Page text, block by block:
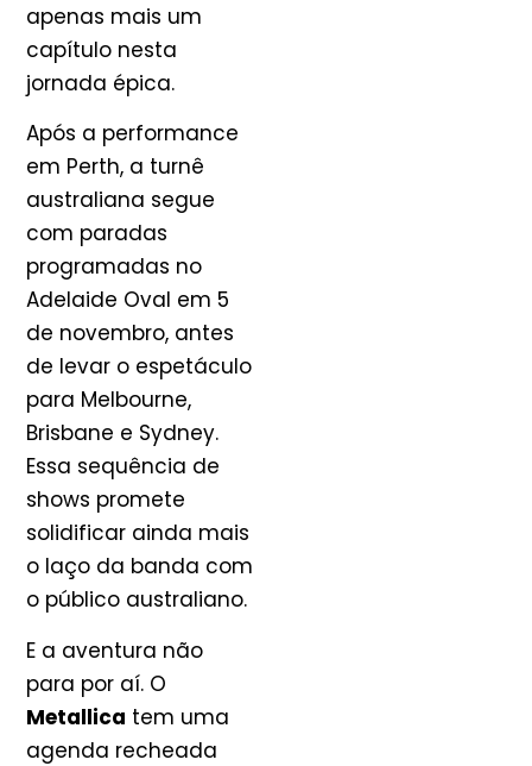
apenas mais um
capítulo nesta
jornada épica.
Após a performance
em Perth, a turnê
australiana segue
com paradas
programadas no
Adelaide Oval em 5
de novembro, antes
de levar o espetáculo
para Melbourne,
Brisbane e Sydney.
Essa sequência de
shows promete
solidificar ainda mais
o laço da banda com
o público australiano.
E a aventura não
para por aí. O
Metallica tem uma
agenda recheada